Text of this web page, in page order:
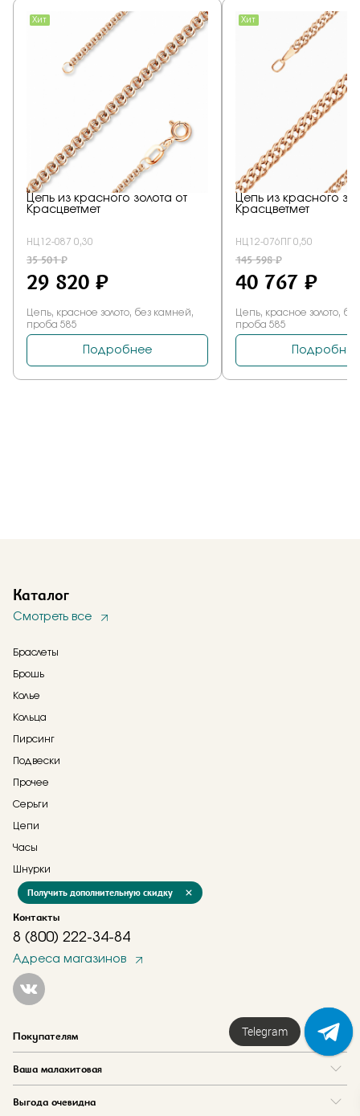
Каталог
Смотреть все
Браслеты
Брошь
Колье
Кольца
Пирсинг
Подвески
Прочее
Серьги
Цепи
Часы
Шнурки
Контакты
8 (800) 222-34-84
Адреса магазинов
Покупателям
Ваша малахитовая
Где купить
Выгода очевидна
Получить дополнительную скидку
Telegram